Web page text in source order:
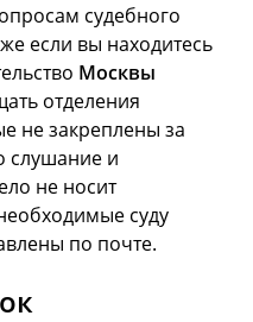
судебного
если вы находитесь
Москвы
отделения
не закреплены за
слушание и
не носит
суду
по почте.